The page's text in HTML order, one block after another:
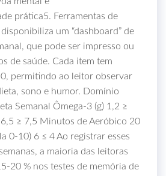
prática5. Ferramentas de
um “dashboard” de
que pode ser impresso ou
de saúde. Cada item tem
permitindo ao leitor observar
sono e humor. Domínio
Semanal Ômega‑3 (g) 1,2 ≥
≥ 7,5 Minutos de Aeróbico 20
0‑10) 6 ≤ 4 Ao registrar esses
a maioria das leitoras
% nos testes de memória de